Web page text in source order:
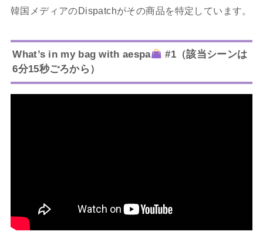
韓国メディアのDispatchがその商品を特定しています。
What’s in my bag with aespa
#1（該当シーンは
6分15秒ごろから）